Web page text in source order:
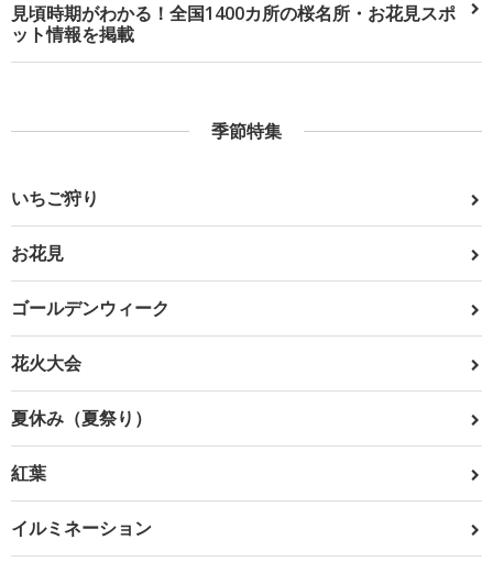
見頃時期がわかる！全国1400カ所の桜名所・お花見スポ
ット情報を掲載
季節特集
いちご狩り
お花見
ゴールデンウィーク
花火大会
夏休み（夏祭り）
紅葉
イルミネーション